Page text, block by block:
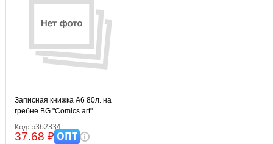
Записная книжка А6 80л. на
гребне BG "Comics art"
Код: р362334
37.68 ₽ОПТ